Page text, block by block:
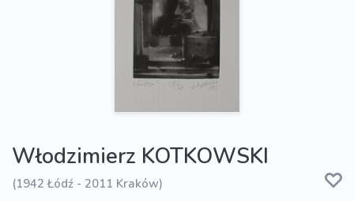
Włodzimierz KOTKOWSKI
(1942 Łódź - 2011 Kraków)